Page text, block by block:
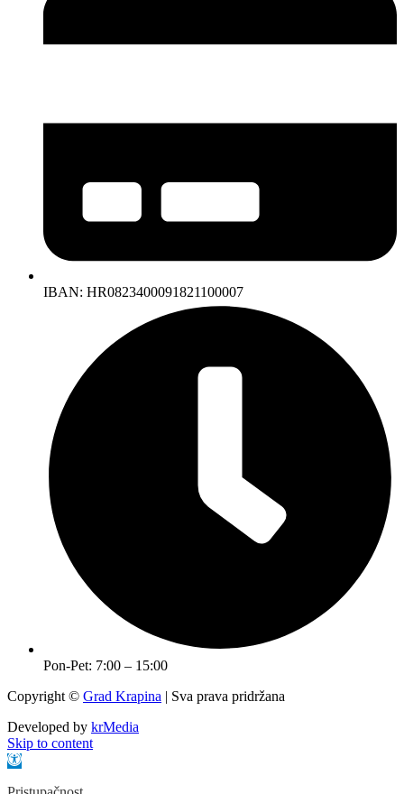
IBAN: HR0823400091821100007
Pon-Pet: 7:00 – 15:00
Copyright © Grad Krapina | Sva prava pridržana
Developed by krMedia
Skip to content
Open toolbar